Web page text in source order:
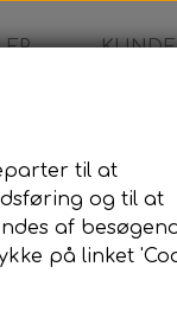
til at
og til at
af
på linket